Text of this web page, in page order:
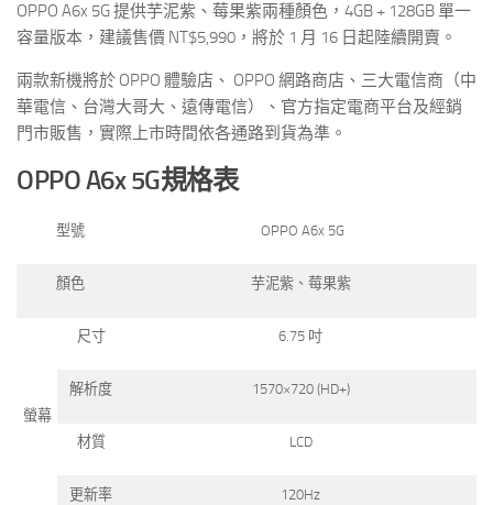
OPPO A6x 5G 提供芋泥紫、莓果紫兩種顏色，4GB + 128GB 單一
容量版本，建議售價 NT$5,990，將於 1 月 16 日起陸續開賣。
兩款新機將於 OPPO 體驗店、 OPPO 網路商店、三大電信商（中
華電信、台灣大哥大、遠傳電信）、官方指定電商平台及經銷
門市販售，實際上市時間依各通路到貨為準。
OPPO A6x 5G規格表
型號 OPPO A6x 5G
顏色 芋泥紫、莓果紫
螢幕
尺寸 6.75 吋
解析度 1570×720 (HD+)
材質 LCD
更新率 120Hz